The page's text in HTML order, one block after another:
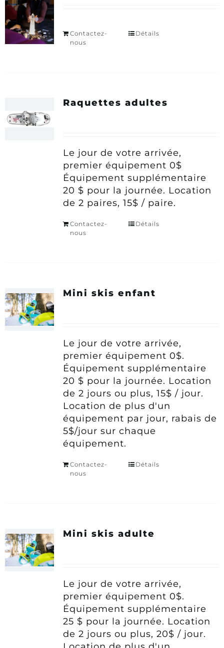
Contactez-
nous
Détails
Raquettes adultes
Le jour de votre arrivée,
premier équipement 0$
Équipement supplémentaire
20 $ pour la journée. Location
de 2 paires, 15$ / paire.
Contactez-
nous
Détails
Mini skis enfant
Le jour de votre arrivée,
premier équipement 0$.
Équipement supplémentaire
20 $ pour la journée. Location
de 2 jours ou plus, 15$ / jour.
Location de plus d'un
équipement par jour, rabais de
5$/jour sur chaque
équipement.
Contactez-
nous
Détails
Mini skis adulte
Le jour de votre arrivée,
premier équipement 0$.
Équipement supplémentaire
25 $ pour la journée. Location
de 2 jours ou plus, 20$ / jour.